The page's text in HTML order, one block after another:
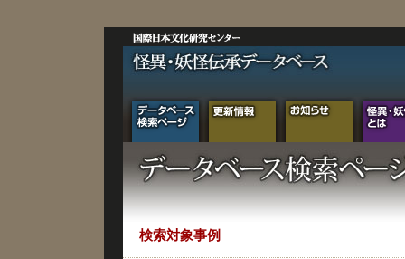
検索対象事例